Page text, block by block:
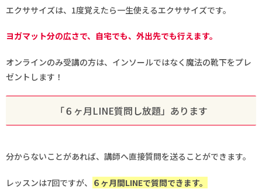
エクササイズは、1度覚えたら一生使えるエクササイズです。
ヨガマット分の広さで、自宅でも、外出先でも行えます。
オンラインのみ受講の方は、インソールではなく魔法の靴下をプレ
ゼントします！
「６ヶ月LINE質問し放題」あります
分からないことがあれば、講師へ直接質問を送ることができます。
レッスンは7回ですが、 ６ヶ月間LINEで質問できます。